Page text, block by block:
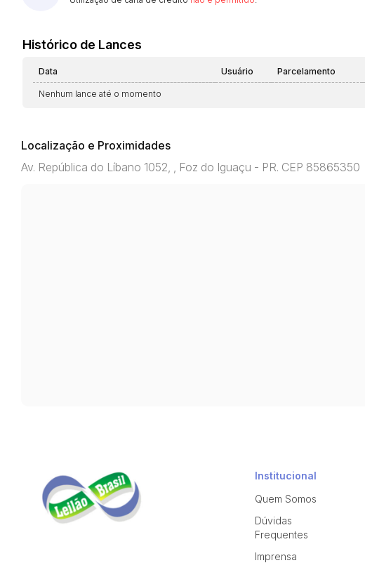
Histórico de Lances
Data Usuário Parcelamento
Nenhum lance até o momento
Localização e Proximidades
Av. República do Líbano 1052, , Foz do Iguaçu - PR. CEP 85865350
Institucional
Quem Somos
Dúvidas
Frequentes
Imprensa